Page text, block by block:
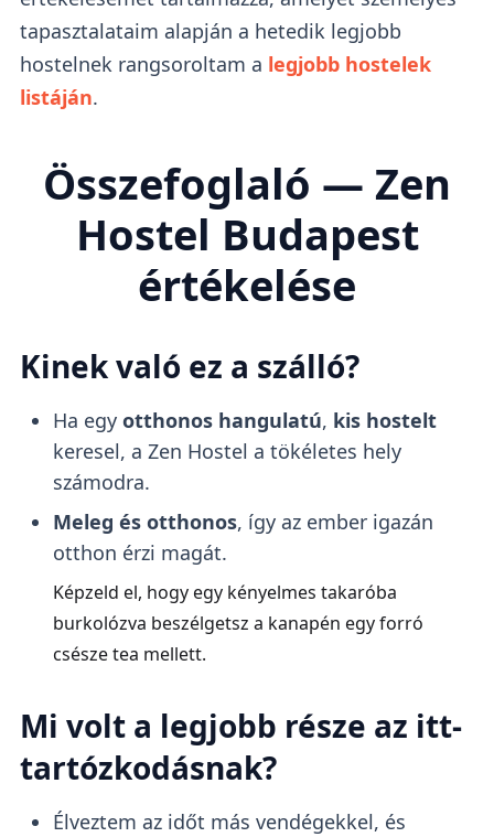
tapasztalataim alapján a hetedik legjobb
hostelnek rangsoroltam a legjobb hostelek
listáján.
Összefoglaló — Zen
Hostel Budapest
értékelése
Kinek való ez a szálló?
Ha egy otthonos hangulatú, kis hostelt
keresel, a Zen Hostel a tökéletes hely
számodra.
Meleg és otthonos, így az ember igazán
otthon érzi magát.
Képzeld el, hogy egy kényelmes takaróba
burkolózva beszélgetsz a kanapén egy forró
csésze tea mellett.
Mi volt a legjobb része az itt-
tartózkodásnak?
Élveztem az időt más vendégekkel, és